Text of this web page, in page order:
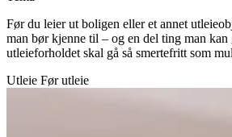
Før du leier ut boligen eller et annet
man bør kjenne til – og en del ting man kan
utleieforholdet skal gå så smertefritt som
Utleie Før utleie